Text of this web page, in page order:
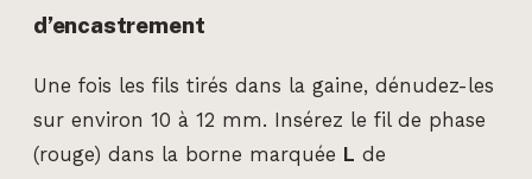
d’encastrement
Une fois les fils tirés dans la gaine, dénudez-les
sur environ 10 à 12 mm. Insérez le fil de phase
(rouge) dans la borne marquée L de